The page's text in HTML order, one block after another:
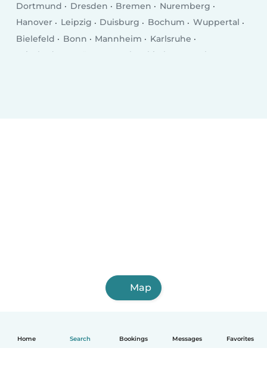
Home Search Bookings Messages Favorites
Dortmund
Dresden Bremen
Nuremberg
Hanover
Leipzig Duisburg Bochum
Wuppertal
Bielefeld
Bonn Mannheim
Karlsruhe
Wiesbaden
Gelsenkirchen
Aachen
Map